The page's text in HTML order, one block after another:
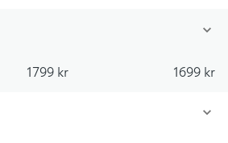
1799 kr 1699 kr